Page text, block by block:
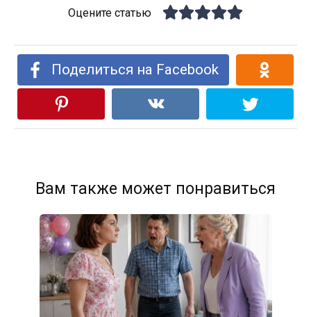
Оцените статью
Поделиться на Facebook
Вам также может понравиться